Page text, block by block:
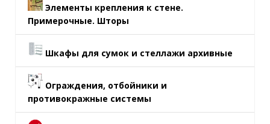
Элементы крепления к стене.
Примерочные. Шторы
Шкафы для сумок и стеллажи архивные
Ограждения, отбойники и
противокражные системы